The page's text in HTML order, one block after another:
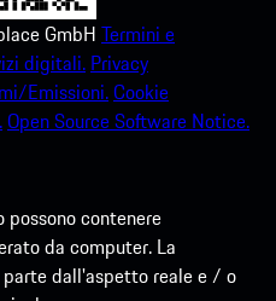
GmbH Termini e
digitali. Privacy
Emissioni.Cookie
Open Source Software Notice.
contenere
da computer. La
dall'aspetto reale e / o